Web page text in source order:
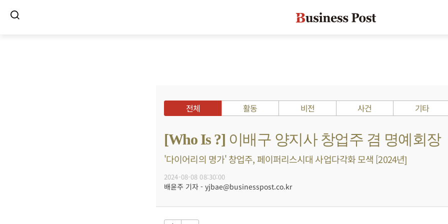
전체 활동 비전 사건 기타
[Who Is ?] 이배구 양지사 창업주 겸 명예회장
'다이어리의 명가' 창업주, 페이퍼리스시대 사업다각화 모색 [2024년]
2024-08-08 08:30:00
배윤주 기자 - yjbae@businesspost.co.kr